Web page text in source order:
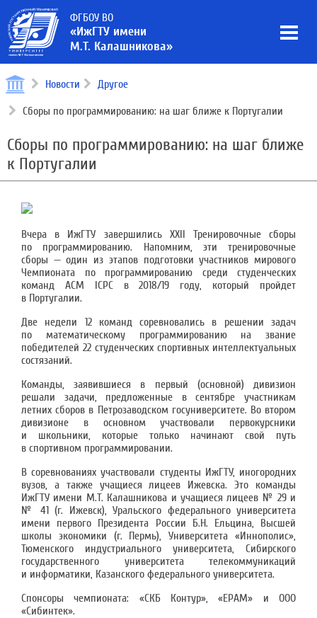
ФГБОУ ВО
«ИжГТУ имени
М.Т. Калашникова»
Новости Другое
Сборы по программированию: на шаг ближе к Португалии
Сборы по программированию: на шаг ближе
к Португалии
Вчера в ИжГТУ завершились XXII Тренировочные сборы
по программированию. Напомним, эти тренировочные
сборы — один из этапов подготовки участников мирового
Чемпионата по программированию среди студенческих
команд ACM ICPC в 2018/19 году, который пройдет
в Португалии.
Две недели 12 команд соревновались в решении задач
по математическому программированию на звание
победителей 22 студенческих спортивных интеллектуальных
состязаний.
Команды, заявившиеся в первый (основной) дивизион
решали задачи, предложенные в сентябре участникам
летних сборов в Петрозаводском госуниверситете. Во втором
дивизионе в основном участвовали первокурсники
и школьники, которые только начинают свой путь
в спортивном программировании.
В соревнованиях участвовали студенты ИжГТУ, иногородних
вузов, а также учащиеся лицеев Ижевска. Это команды
ИжГТУ имени М.Т. Калашникова и учащиеся лицеев № 29 и
№ 41 (г. Ижевск), Уральского федерального университета
имени первого Президента России Б.Н. Ельцина, Высшей
школы экономики (г. Пермь), Университета «Иннополис»,
Тюменского индустриального университета, Сибирского
государственного университета телекоммуникаций
и информатики, Казанского федерального университета.
Спонсоры чемпионата: «СКБ Контур», «EPAM» и ООО
«Сибинтек».